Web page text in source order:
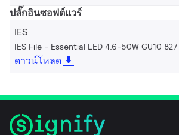
ปลั๊กอินซอฟต์แวร์
IES
IES File - Essential LED 4.6-50W GU10
ดาวน์โหลด